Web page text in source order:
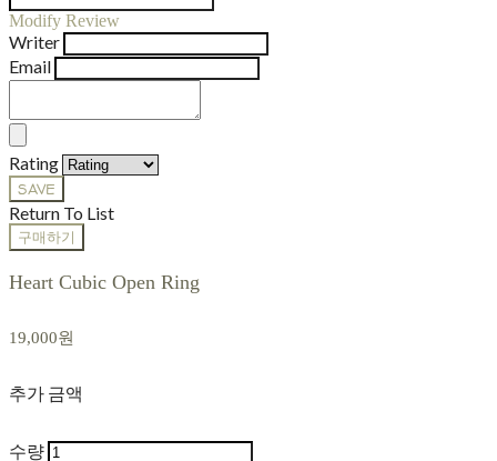
Modify Review
Writer
Email
Rating
SAVE
Return To List
구매하기
Heart Cubic Open Ring
19,000원
추가 금액
수량